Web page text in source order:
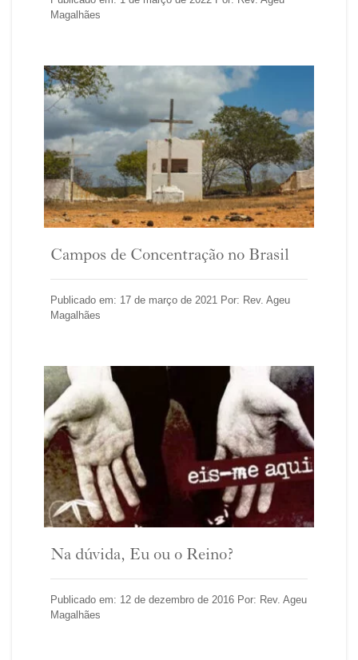
Magalhães
Campos de Concentração no Brasil
Publicado em: 17 de março de 2021 Por: Rev. Ageu
Magalhães
Na dúvida, Eu ou o Reino?
Publicado em: 12 de dezembro de 2016 Por: Rev. Ageu
Magalhães